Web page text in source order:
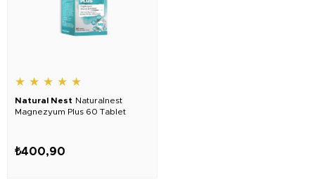
★ ★ ★ ★ ★
Natural Nest Naturalnest
Magnezyum Plus 60 Tablet
₺400,90